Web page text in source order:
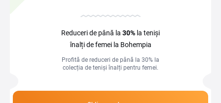
Reduceri de până la 30% la teniși
înalți de femei la Bohempia
Profită de reduceri de până la 30% la
colecția de teniși înalți pentru femei.